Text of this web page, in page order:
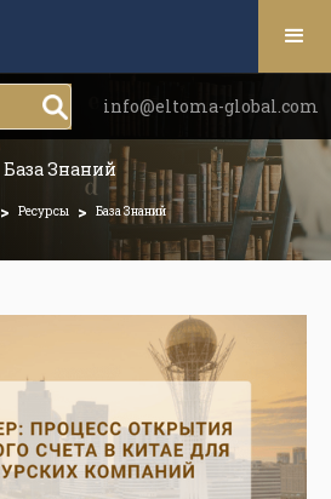
info@eltoma-global.com
База Знаний
> Ресурсы > База Знаний